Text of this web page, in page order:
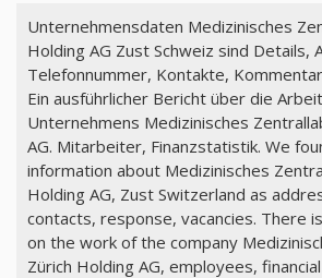
Unternehmensdaten Medizinisches
Holding AG Zust Schweiz sind Details,
Telefonnummer, Kontakte,
Ein ausführlicher Bericht über die
Unternehmens Medizinisches
AG. Mitarbeiter, Finanzstatistik. We
information about Medizinisches
Holding AG, Zust Switzerland as
contacts, response, vacancies. There
on the work of the company
Zürich Holding AG, employees,